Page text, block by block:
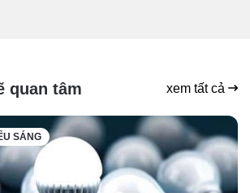
quan tâm xem tất cả
SÁNG